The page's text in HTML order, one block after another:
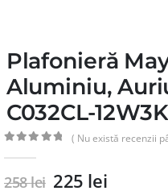
Plafonieră
Aluminiu,
C032CL-
( Nu există recenzii
258lei 225 lei